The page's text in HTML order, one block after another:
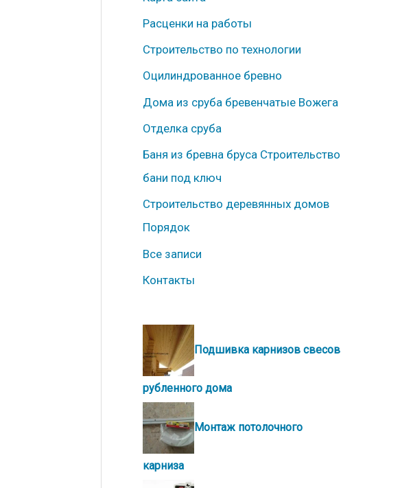
б
р
и
к
и
Расценки на работы
Строительство по технологии
Оцилиндрованное бревно
Дома из сруба бревенчатые Вожега
Отделка сруба
Баня из бревна бруса Строительство
бани под ключ
Строительство деревянных домов
Порядок
Все записи
Контакты
Подшивка карнизов свесов
рубленного дома
Монтаж потолочного
карниза